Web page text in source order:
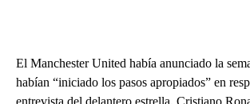
El Manchester United había anunciado la
habían “iniciado los pasos apropiados” en
entrevista del delantero estrella. Cristiano